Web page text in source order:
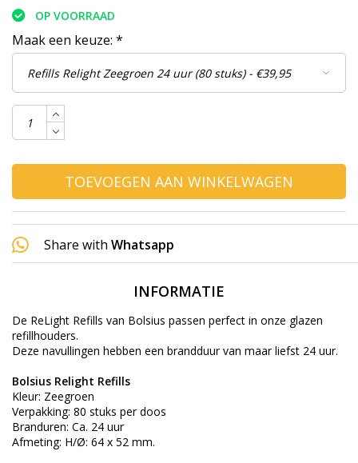
OP VOORRAAD
Maak een keuze: *
TOEVOEGEN AAN WINKELWAGEN
Share with Whatsapp
INFORMATIE
De ReLight Refills van Bolsius passen perfect in onze glazen
refillhouders.
Deze navullingen hebben een brandduur van maar liefst 24 uur.
Bolsius Relight Refills
Kleur: Zeegroen
Verpakking: 80 stuks per doos
Branduren: Ca. 24 uur
Afmeting: H/Ø: 64 x 52 mm.